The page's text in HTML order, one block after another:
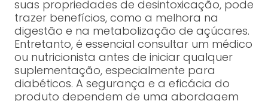
suas propriedades de desintoxicação, pode
trazer benefícios, como a melhora na
digestão e na metabolização de açúcares.
Entretanto, é essencial consultar um médico
ou nutricionista antes de iniciar qualquer
suplementação, especialmente para
diabéticos. A segurança e a eficácia do
produto dependem de uma abordagem